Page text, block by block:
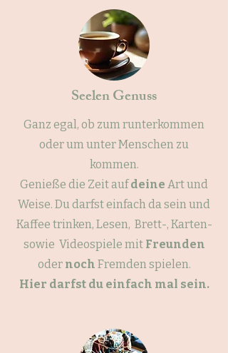
Seelen Genuss
Ganz egal, ob zum runterkommen
oder um unter Menschen zu
kommen.
Genieße die Zeit aufdeine Art und
Weise. Du darfst einfach da sein und
Kaffee trinken, Lesen, Brett-, Karten-
sowie Videospiele mit Freunden
oder noch Fremden spielen.
Hier darfst du einfach mal sein.